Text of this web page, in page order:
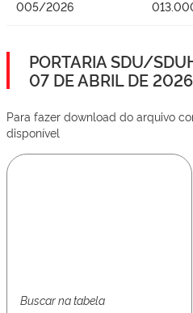
005/2026
PORTARIA SDU/
07 DE ABRIL DE 2026
Para fazer download do arquivo
disponível